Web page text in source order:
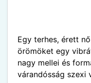
Egy terhes, érett
örömöket egy
nagy mellei és
várandósság szexi